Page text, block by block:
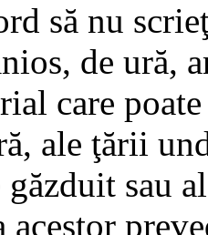
să nu
de ură,
care
ale ţării
sau
acestor